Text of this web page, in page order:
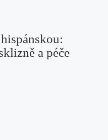
a péče